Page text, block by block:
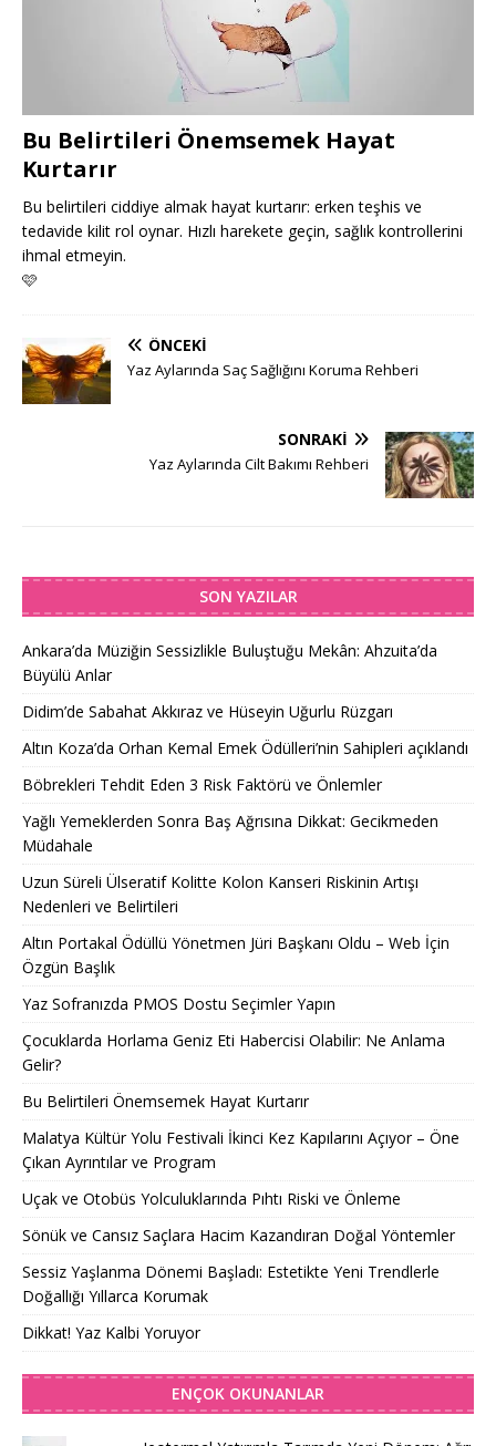
Bu Belirtileri Önemsemek Hayat
Kurtarır
Bu belirtileri ciddiye almak hayat kurtarır: erken teşhis ve
tedavide kilit rol oynar. Hızlı harekete geçin, sağlık kontrollerini
ihmal etmeyin.
🩷
ÖNCEKI
Yaz Aylarında Saç Sağlığını Koruma Rehberi
SONRAKI
Yaz Aylarında Cilt Bakımı Rehberi
SON YAZILAR
Ankara’da Müziğin Sessizlikle Buluştuğu Mekân: Ahzuita’da
Büyülü Anlar
Didim’de Sabahat Akkıraz ve Hüseyin Uğurlu Rüzgarı
Altın Koza’da Orhan Kemal Emek Ödülleri’nin Sahipleri açıklandı
Böbrekleri Tehdit Eden 3 Risk Faktörü ve Önlemler
Yağlı Yemeklerden Sonra Baş Ağrısına Dikkat: Gecikmeden
Müdahale
Uzun Süreli Ülseratif Kolitte Kolon Kanseri Riskinin Artışı
Nedenleri ve Belirtileri
Altın Portakal Ödüllü Yönetmen Jüri Başkanı Oldu – Web İçin
Özgün Başlık
Yaz Sofranızda PMOS Dostu Seçimler Yapın
Çocuklarda Horlama Geniz Eti Habercisi Olabilir: Ne Anlama
Gelir?
Bu Belirtileri Önemsemek Hayat Kurtarır
Malatya Kültür Yolu Festivali İkinci Kez Kapılarını Açıyor – Öne
Çıkan Ayrıntılar ve Program
Uçak ve Otobüs Yolculuklarında Pıhtı Riski ve Önleme
Sönük ve Cansız Saçlara Hacim Kazandıran Doğal Yöntemler
Sessiz Yaşlanma Dönemi Başladı: Estetikte Yeni Trendlerle
Doğallığı Yıllarca Korumak
Dikkat! Yaz Kalbi Yoruyor
ENÇOK OKUNANLAR